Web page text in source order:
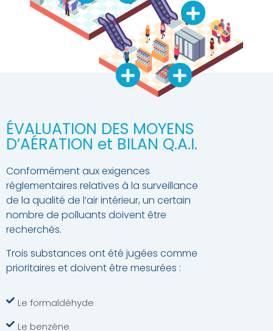
ÉVALUATION DES MOYENS
D’AÉRATION et BILAN Q.A.I.
Conformément aux exigences
réglementaires relatives à la surveillance
de la qualité de l’air intérieur, un certain
nombre de polluants doivent être
recherchés.
Trois substances ont été jugées comme
prioritaires et doivent être mesurées :
Le formaldéhyde
Le benzène